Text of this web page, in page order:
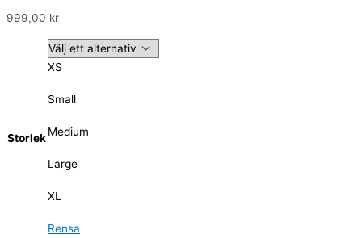
999,00 kr
Storlek
XS
Small
Medium
Large
XL
Rensa